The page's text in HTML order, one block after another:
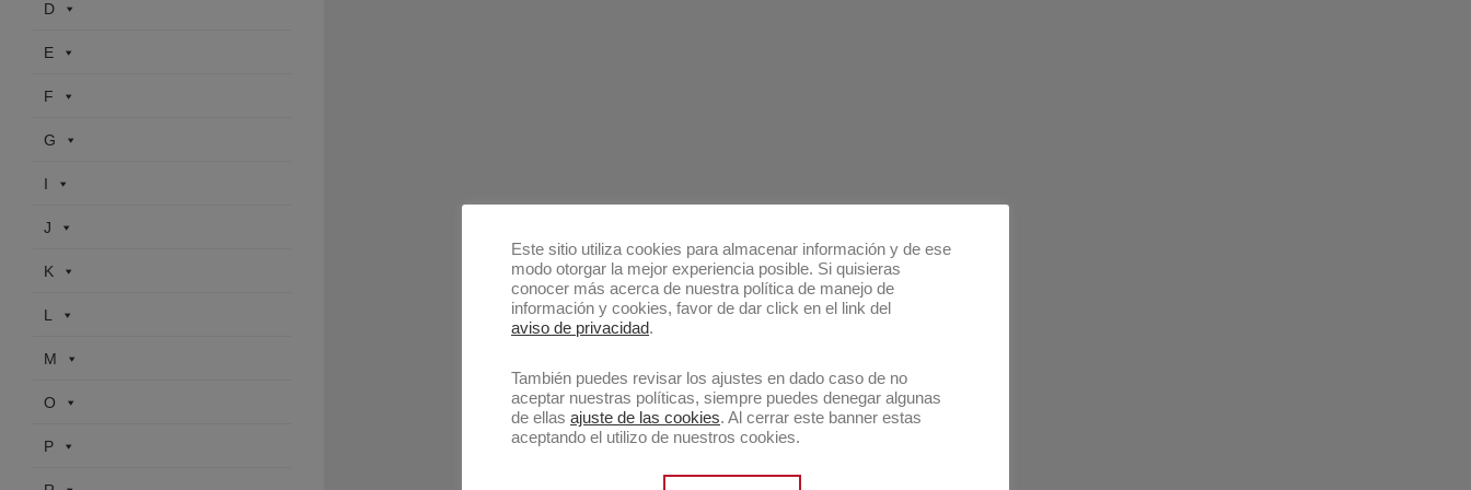
D
E
F
G
I
J
K
L
M
O
P
Este sitio utiliza cookies para almacenar información y de ese
modo otorgar la mejor experiencia posible. Si quisieras
conocer más acerca de nuestra política de manejo de
información y cookies, favor de dar click en el link del
aviso de privacidad.
También puedes revisar los ajustes en dado caso de no
aceptar nuestras políticas, siempre puedes denegar algunas
de ellas ajuste de las cookies. Al cerrar este banner estas
aceptando el utilizo de nuestros cookies.